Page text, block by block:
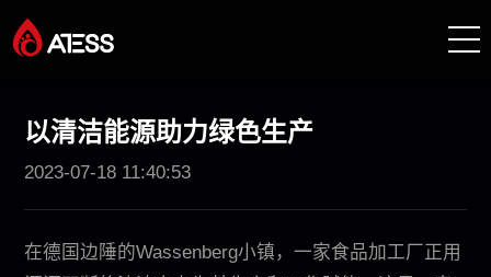
解决方案
项目案例
以清洁能源助力绿色生产
2023-07-18 11:40:53
在德国边陲的Wassenberg小镇，一家食品加工厂正用